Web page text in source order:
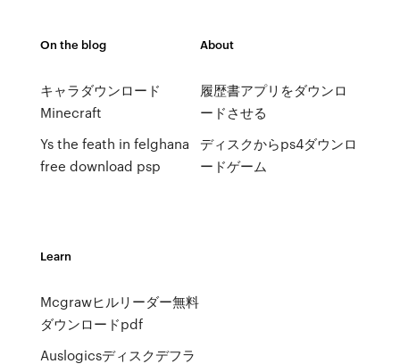
On the blog
キャラダウンロード
Minecraft
Ys the feath in felghana
free download psp
About
履歴書アプリをダウンロ
ードさせる
ディスクからps4ダウンロ
ードゲーム
Learn
Mcgrawヒルリーダー無料
ダウンロードpdf
Auslogicsディスクデフラ